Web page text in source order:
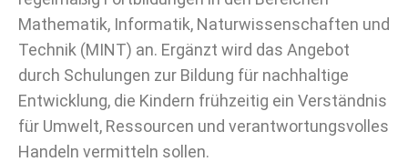
Mathematik, Informatik, Naturwissenschaften und
Technik (MINT) an. Ergänzt wird das Angebot
durch Schulungen zur Bildung für nachhaltige
Entwicklung, die Kindern frühzeitig ein Verständnis
für Umwelt, Ressourcen und verantwortungsvolles
Handeln vermitteln sollen.